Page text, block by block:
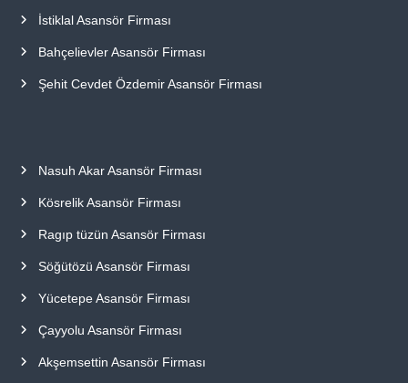
İstiklal Asansör Firması
Bahçelievler Asansör Firması
Şehit Cevdet Özdemir Asansör Firması
Nasuh Akar Asansör Firması
Kösrelik Asansör Firması
Ragıp tüzün Asansör Firması
Söğütözü Asansör Firması
Yücetepe Asansör Firması
Çayyolu Asansör Firması
Akşemsettin Asansör Firması